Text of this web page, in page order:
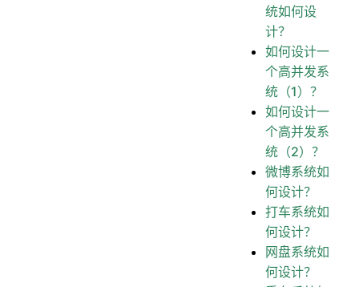
统如何设
计？
如何设计一
个高并发系
统（1）？
如何设计一
个高并发系
统（2）？
微博系统如
何设计？
打车系统如
何设计？
网盘系统如
何设计？